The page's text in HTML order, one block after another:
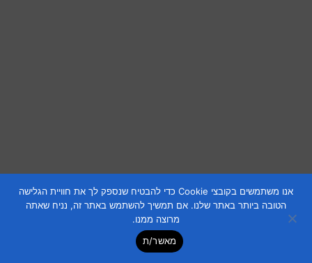
אנו משתמשים בקובצי Cookie כדי להבטיח שנספק לך את חוויית הגלישה
הטובה ביותר באתר שלנו. אם תמשיך להשתמש באתר זה, נניח שאתה
מרוצה ממנו.
מאשר/ת